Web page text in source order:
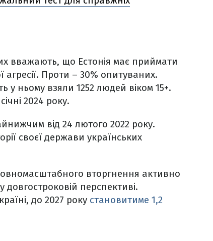
вважають, що Естонія має приймати
агресії. Проти – 30% опитуваних.
у ньому взяли 1252 людей віком 15+.
2024 року.
від 24 лютого 2022 року.
своєї держави українських
вторгнення активно
довгостроковій перспективі.
до 2027 року становитиме 1,2